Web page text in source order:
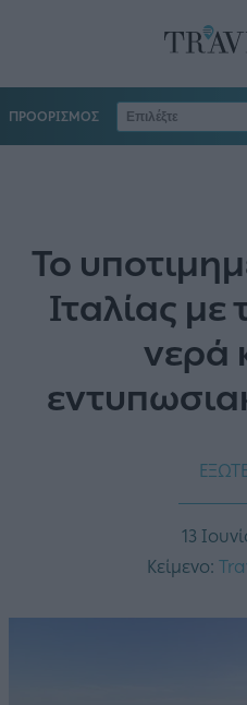
ΠΡΟΟΡΙΣΜΟΣ
Το
Ιταλίας με
νερά
13
Κείμενο: